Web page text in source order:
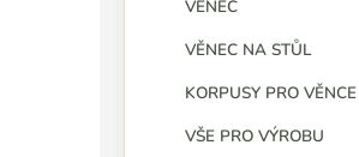
VĚNEC
VĚNEC NA STŮL
KORPUSY PRO VĚNCE
VŠE PRO VÝROBU